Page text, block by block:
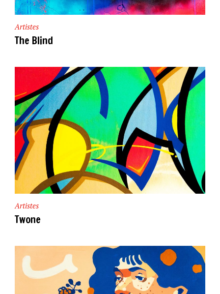
Artistes
The Blind
Artistes
Twone